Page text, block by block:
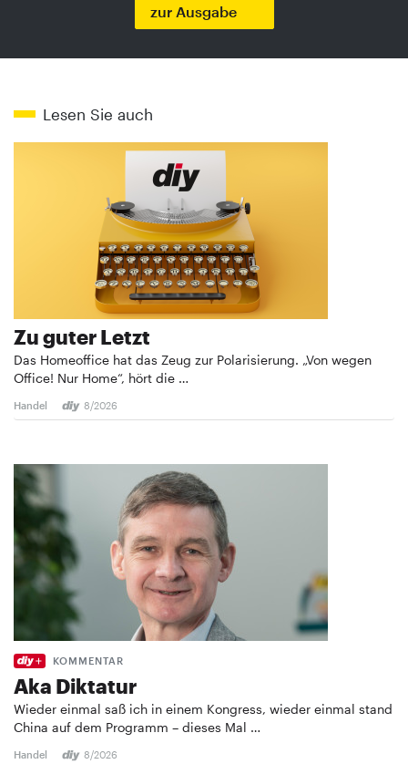
zur Ausgabe
Lesen Sie auch
Zu guter Letzt
Das Homeoffice hat das Zeug zur Polarisierung. „Von wegen
Office! Nur Home“, hört die …
Handel 8/2026
KOMMENTAR
Aka Diktatur
Wieder einmal saß ich in einem Kongress, wieder einmal stand
China auf dem Programm – dieses Mal …
Handel 8/2026